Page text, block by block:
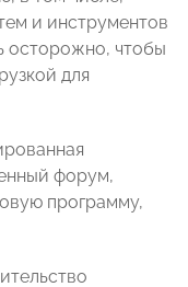
и инструментов
осторожно, чтобы
для
форум,
программу,